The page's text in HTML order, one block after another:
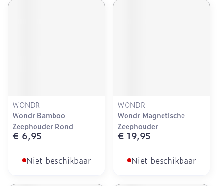
WONDR
Wondr Bamboo
Zeephouder Rond
€ 6,95
Niet beschikbaar
WONDR
Wondr Magnetische
Zeephouder
€ 19,95
Niet beschikbaar